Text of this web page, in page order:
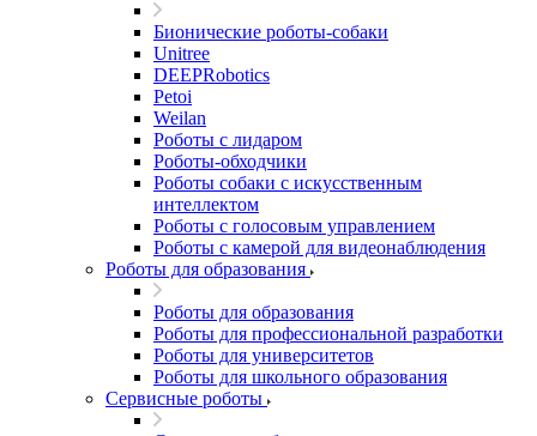
Бионические роботы-собаки
Unitree
DEEPRobotics
Petoi
Weilan
Роботы с лидаром
Роботы-обходчики
Роботы собаки с искусственным
интеллектом
Роботы с голосовым управлением
Роботы с камерой для видеонаблюдения
Роботы для образования
Роботы для образования
Роботы для профессиональной разработки
Роботы для университетов
Роботы для школьного образования
Сервисные роботы